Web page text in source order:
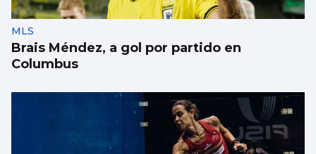
MLS
Brais Méndez, a gol por partido en
Columbus